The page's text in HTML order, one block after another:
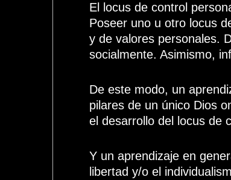
El locus de control
Poseer uno u otro locus
y de valores personales.
socialmente. Asimismo,
De este modo, un
pilares de un único Dios
el desarrollo del locus de
Y un aprendizaje en
libertad y/o el